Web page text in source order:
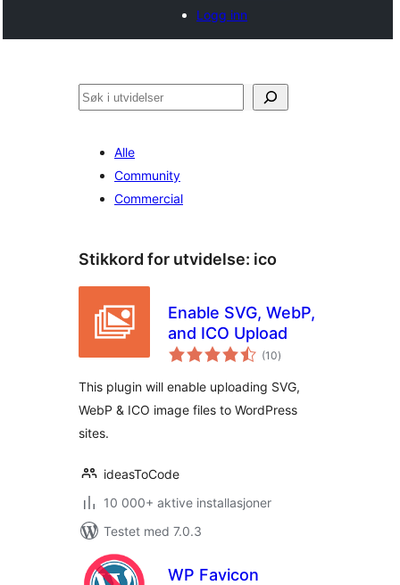
Logg inn
Søk
Alle
Community
Commercial
Stikkord for utvidelse: ico
Enable SVG, WebP,
and ICO Upload
(10totale
vurderinger
)
This plugin will enable uploading SVG,
WebP & ICO image files to WordPress
sites.
ideasToCode
10 000+ aktive installasjoner
Testet med 7.0.3
WP Favicon